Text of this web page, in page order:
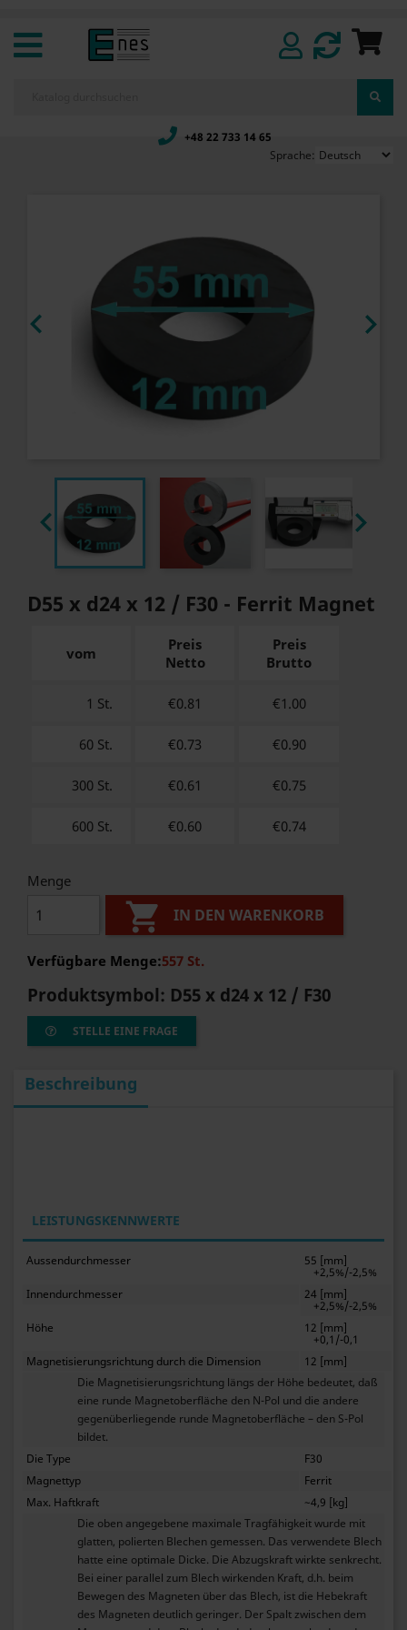
+48 22 733 14 65
Sprache:
 
 
D55 x d24 x 12 / F30 - Ferrit Magnet
vom
Preis
Netto
Preis
Brutto
1 St. €0.81 €1.00
60 St. €0.73 €0.90
300 St. €0.61 €0.75
600 St. €0.60 €0.74
Menge
 IN DEN WARENKORB
Verfügbare Menge:557 St.
Produktsymbol: D55 x d24 x 12 / F30
STELLE EINE FRAGE
Beschreibung
LEISTUNGSKENNWERTE
Aussendurchmesser 55 [mm]
+2,5%/-2,5%
Innendurchmesser
24 [mm]
+2,5%/-2,5%
Höhe
12 [mm]
+0,1/-0,1
Magnetisierungsrichtung durch die Dimension
12 [mm]
Die Magnetisierungsrichtung längs der Höhe bedeutet, daß
eine runde Magnetoberfläche den N-Pol und die andere
gegenüberliegende runde Magnetoberfläche – den S-Pol
bildet.
Die Type
F30
Magnettyp
Ferrit
Max. Haftkraft
~4,9 [kg]
Die oben angegebene maximale Tragfähigkeit wurde mit
glatten, polierten Blechen gemessen. Das verwendete Blech
hatte eine optimale Dicke. Die Abzugskraft wirkte senkrecht.
Bei einer parallel zum Blech wirkenden Kraft, d.h. beim
Bewegen des Magneten über das Blech, ist die Hebekraft
des Magneten deutlich geringer. Der Spalt zwischen dem